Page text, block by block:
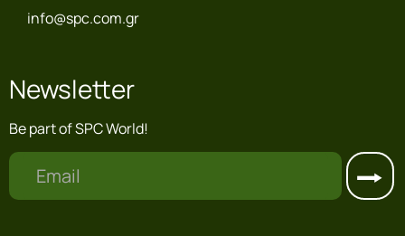
info@spc.com.gr
Newsletter
Be part of SPC World!